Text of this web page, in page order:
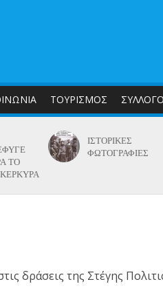
ΤΟΥΡΙΣΜΟΣ
ΤΟ
ΙΣΤΟΡΙΚΕΣ
ΦΩΤΟΓΡΑΦΙΕΣ
δράσεις της Στέγης